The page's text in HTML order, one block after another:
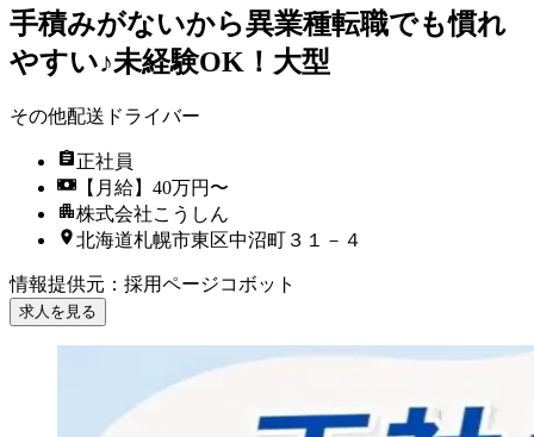
手積みがないから異業種転職でも慣れ
やすい♪未経験OK！大型
その他配送ドライバー
正社員
【月給】40万円〜
株式会社こうしん
北海道札幌市東区中沼町３１－４
情報提供元 ： 採用ページコボット
求人を見る